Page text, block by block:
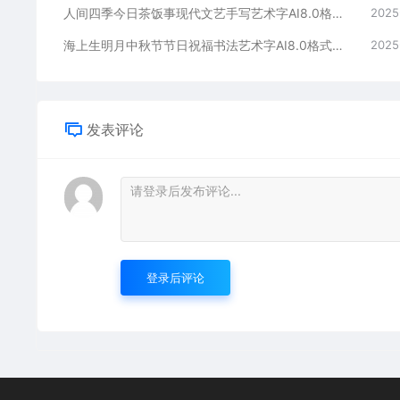
人间四季今日茶饭事现代文艺手写艺术字AI8.0格式激光打标文件通用矢量图
海上生明月中秋节节日祝福书法艺术字AI8.0格式激光打标文件通用矢量图
发表评论
登录后评论